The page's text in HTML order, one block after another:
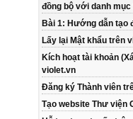
đồng bộ với danh mục
Bài 1: Hướng dẫn tạo
Lấy lại Mật khẩu trên
Kích hoạt tài khoản
violet.vn
Đăng ký Thành viên
Tạo website Thư viện